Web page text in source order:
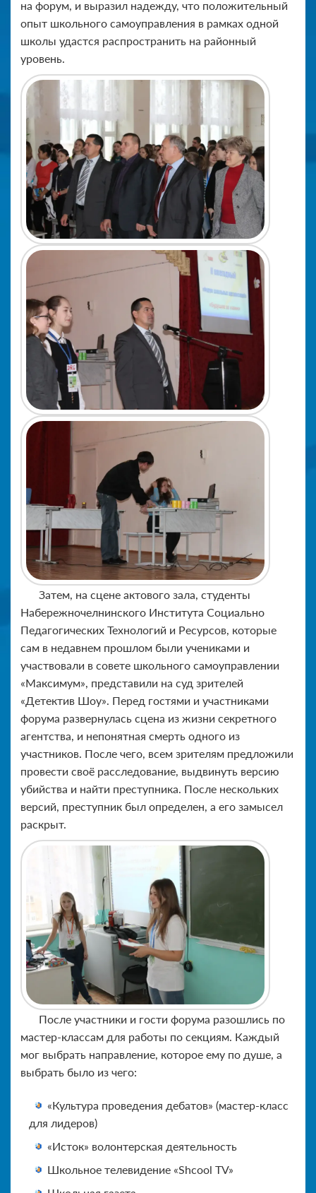
на форум, и выразил надежду, что положительный
опыт школьного самоуправления в рамках одной
школы удастся распространить на районный
уровень.
Затем, на сцене актового зала, студенты
Набережночелнинского Института Социально
Педагогических Технологий и Ресурсов, которые
сам в недавнем прошлом были учениками и
участвовали в совете школьного самоуправлении
«Максимум», представили на суд зрителей
«Детектив Шоу». Перед гостями и участниками
форума развернулась сцена из жизни секретного
агентства, и непонятная смерть одного из
участников. После чего, всем зрителям предложили
провести своё расследование, выдвинуть версию
убийства и найти преступника. После нескольких
версий, преступник был определен, а его замысел
раскрыт.
После участники и гости форума разошлись по
мастер-классам для работы по секциям. Каждый
мог выбрать направление, которое ему по душе, а
выбрать было из чего:
«Культура проведения дебатов» (мастер-класс
для лидеров)
«Исток» волонтерская деятельность
Школьное телевидение «Shcool TV»